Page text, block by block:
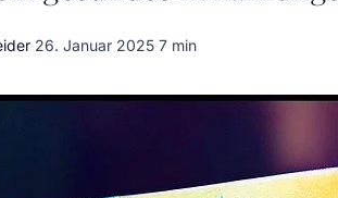
·26. Januar 2025·7 min